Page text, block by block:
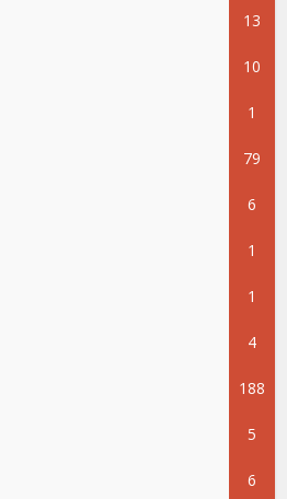
13
10
1
79
6
1
1
4
188
5
6